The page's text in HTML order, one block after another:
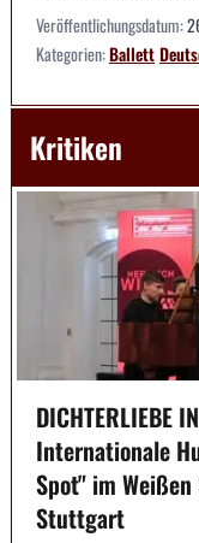
Veröffentlichungsdatum:
Kategorien:Ballett
Kritiken
DICHTERLIEBE
Internationale
Spot" im Weißen
Stuttgart